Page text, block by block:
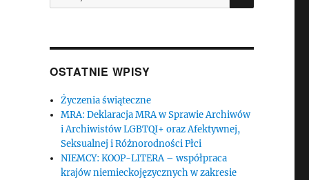
OSTATNIE WPISY
Życzenia świąteczne
MRA: Deklaracja MRA w Sprawie Archiwów
i Archiwistów LGBTQI+ oraz Afektywnej,
Seksualnej i Różnorodności Płci
NIEMCY: KOOP-LITERA – współpraca
krajów niemieckojęzycznych w zakresie